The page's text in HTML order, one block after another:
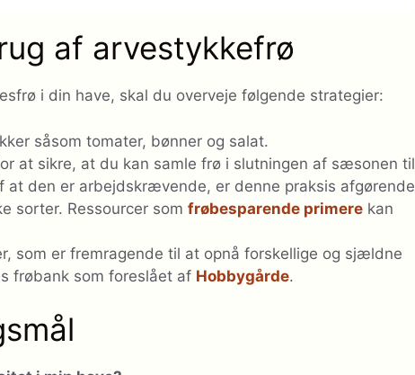
af arvestykkefrø
i din have, skal du overveje følgende strategier:
såsom tomater, bønner og salat.
at sikre, at du kan samle frø i slutningen af ​​sæsonen til
at den er arbejdskrævende, er denne praksis afgørende
sorter. Ressourcer som frøbesparende primere kan
som er fremragende til at opnå forskellige og sjældne
frøbank som foreslået af Hobbygårde.